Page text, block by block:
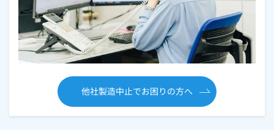
他社製造中止でお困りの方へ